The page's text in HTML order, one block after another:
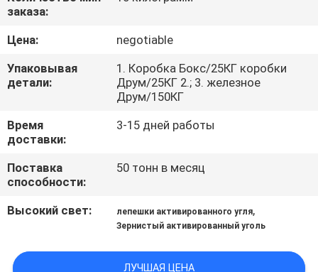
ПО
ЗАВОДУ
КОНТРОЛЬ
СВЯЖИТЕСЬ
С
НАМИ
НОВОСТИ
заказа:
Цена:
negotiable
Упаковывая
детали:
1. Коробка Бокс/25КГ коробки
Друм/25КГ 2.; 3. железное
Друм/150КГ
Время
доставки:
3-15 дней работы
Поставка
способности:
50 тонн в месяц
Высокий свет: лепешки активированного угля,
Зернистый активированный уголь
ЛУЧШАЯ ЦЕНА